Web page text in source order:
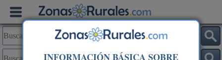
INFORMACIÓN BÁSICA SOBRE